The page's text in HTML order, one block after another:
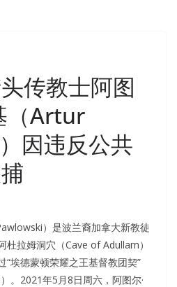
传教士阿图
（Artur
因违反公共
）是波兰裔加拿大新教徒
杜拉姆洞穴（Cave of Adullam）
“埃德蒙顿荣耀之王基督教团契”
。2021年5月8日周六，阿图尔·